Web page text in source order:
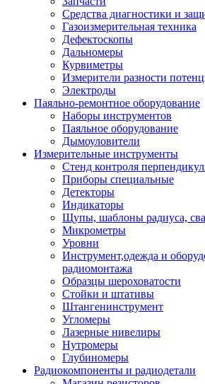
Средства диагностики и
Газоизмерительная техника
Дефектоскопы
Дальномеры
Курвиметры
Измерители разности
Электроды
Паяльно-ремонтное оборудование
Наборы инструментов
Паяльное оборудование
Дымоуловители
Измерительные инструменты
Стенд контроля
Приборы специальные
Детекторы
Индикаторы
Щупы, шаблоны радиуса,
Микрометры
Уровни
Инструмент,одежда и
радиомонтажа
Образцы шероховатости
Стойки и штативы
Штангенинструмент
Угломеры
Лазерные нивелиры
Нутромеры
Глубиномеры
Радиокомпоненты и радиодетали